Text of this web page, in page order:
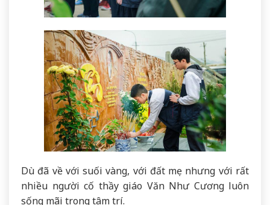
Dù đã về với suối vàng, với đất mẹ nhưng với rất
nhiều người cố thầy giáo Văn Như Cương luôn
sống mãi trong tâm trí.